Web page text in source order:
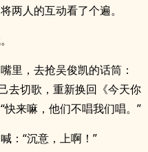
两人的互动看了个遍。
里，去抢吴俊凯的话筒：
去切歌，重新换回《今天你
来嘛，他们不唱我们唱。”
：“沉意，上啊！”